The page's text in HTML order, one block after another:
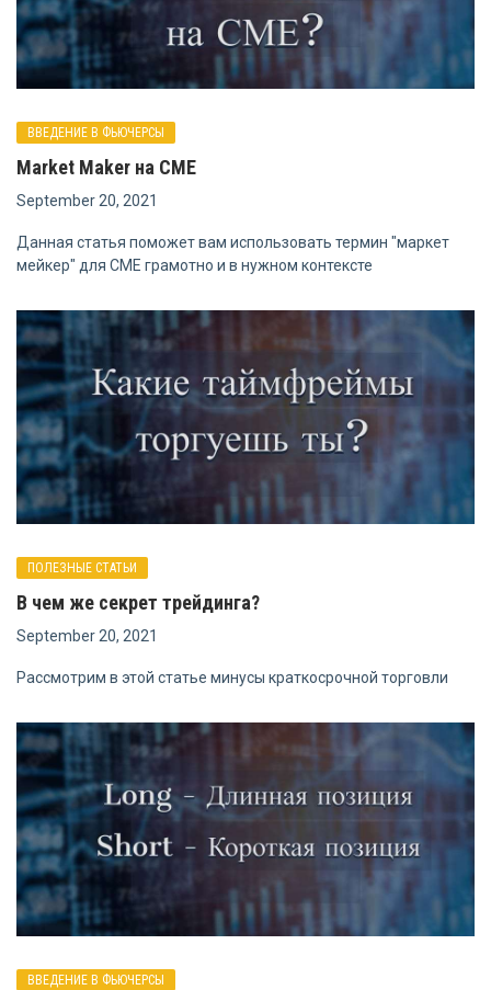
ВВЕДЕНИЕ В ФЬЮЧЕРСЫ
Market Maker на СМЕ
September 20, 2021
Данная статья поможет вам использовать термин "маркет
мейкер" для СМЕ грамотно и в нужном контексте
ПОЛЕЗНЫЕ СТАТЬИ
В чем же секрет трейдинга?
September 20, 2021
Рассмотрим в этой статье минусы краткосрочной торговли
ВВЕДЕНИЕ В ФЬЮЧЕРСЫ